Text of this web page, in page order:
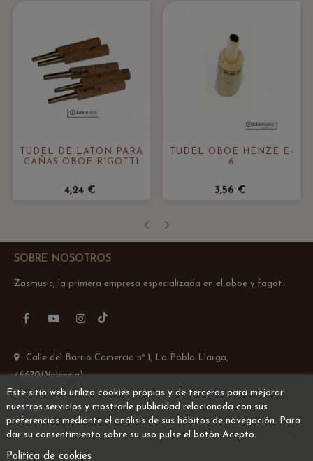
TUDEL DE LATÓN PARA
CAÑAS OBOE RIGOTTI
4,24 €
TUDEL OBOE HENZE E-
6
3,56 €
SOBRE NOSOTROS
Zasmusic, la primera empresa especializada en el oboe y fagot.
FacebookYouTubeInstagram
Calle del Barrio Comercio nº 1, La Pobla Llarga,
46670(Valencia)
Email: info@zasmusic.com
695 962 145
EMPRESA
Este sitio web utiliza cookies propias y de terceros para mejorar
nuestros servicios y mostrarle publicidad relacionada con sus
preferencias mediante el análisis de sus hábitos de navegación. Para
dar su consentimiento sobre su uso pulse el botón Acepto.
Política de cookies